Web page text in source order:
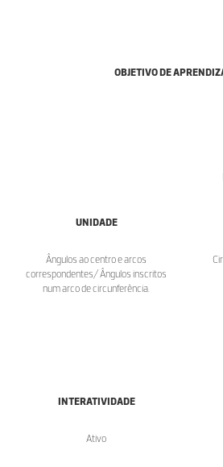
OBJETIVO DE
UNIDADE
Ângulos ao centro e arcos
correspondentes/ Ângulos inscritos
num arco de circunferência.
INTERATIVIDADE
Ativo